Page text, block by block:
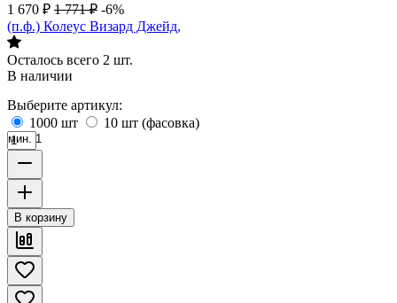
1 670 ₽ 1 771 ₽ -6%
(п.ф.) Колеус Визард Джейд,
Осталось всего 2 шт.
В наличии
Выберите артикул:
1000 шт
10 шт (фасовка)
мин. 1
В корзину